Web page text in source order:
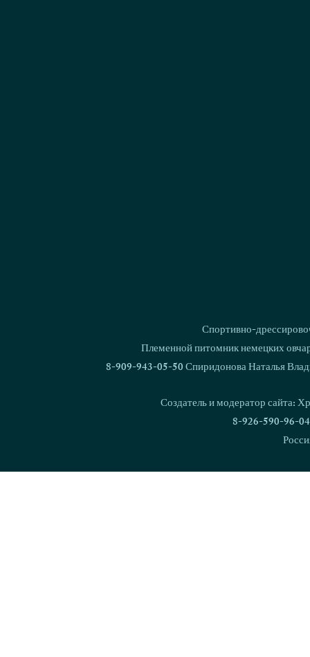
Спортивно-
Племенной питомник немецких
8-909-943-05-50 Спиридонова Наталья
Создатель и модератор сайта:
8-926-590-96-